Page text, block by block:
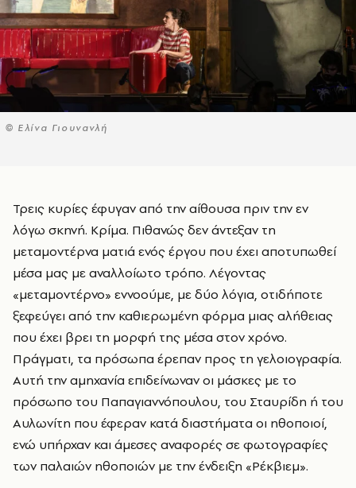
© Ελίνα Γιουνανλή
Τρεις κυρίες έφυγαν από την αίθουσα πριν την εν
λόγω σκηνή. Κρίμα. Πιθανώς δεν άντεξαν τη
μεταμοντέρνα ματιά ενός έργου που έχει αποτυπωθεί
μέσα μας με αναλλοίωτο τρόπο. Λέγοντας
«μεταμοντέρνο» εννοούμε, με δύο λόγια, οτιδήποτε
ξεφεύγει από την καθιερωμένη φόρμα μιας αλήθειας
που έχει βρει τη μορφή της μέσα στον χρόνο.
Πράγματι, τα πρόσωπα έρεπαν προς τη γελοιογραφία.
Αυτή την αμηχανία επιδείνωναν οι μάσκες με το
πρόσωπο του Παπαγιαννόπουλου, του Σταυρίδη ή του
Αυλωνίτη που έφεραν κατά διαστήματα οι ηθοποιοί,
ενώ υπήρχαν και άμεσες αναφορές σε φωτογραφίες
των παλαιών ηθοποιών με την ένδειξη «Ρέκβιεμ».